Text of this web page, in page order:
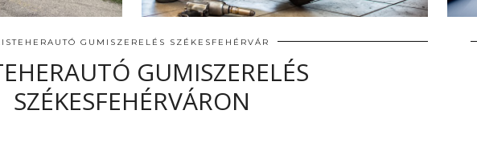
GUMISZERELÉS SZÉKESFEHÉRVÁR
GUMISZERELÉS
SZÉKESFEHÉRVÁRON